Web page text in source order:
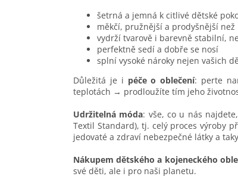
šetrná a jemná k citlivé dětské
měkčí, pružnější a prodyšnější než
vydrží tvarově i barevně stabilní,
perfektně sedí a dobře se nosí
splní vysoké nároky nejen vašich
Důležitá je i péče o oblečení: perte
teplotách → prodloužíte tím jeho
Udržitelná móda: vše, co u nás
Textil Standard), tj. celý proces výroby
jedovaté a zdraví nebezpečné látky a
Nákupem dětského a kojeneckého
své děti, ale i pro naši planetu.